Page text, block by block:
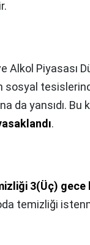
Alkol Piyasası
sosyal
da yansıdı. Bu
.
3(Üç)
temizliği